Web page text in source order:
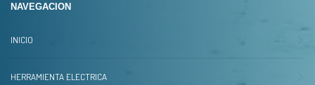
NAVEGACION
INICIO
HERRAMIENTA ELECTRICA